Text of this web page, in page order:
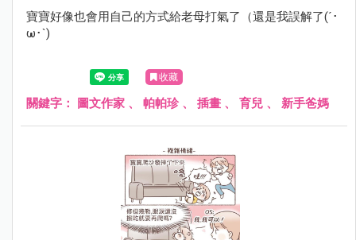
寶寶好像也會用自己的方式給老母打氣了（還是我誤解了(´･
ω･`)
收藏
關鍵字： 圖文作家 、 帕帕珍、 插畫 、 育兒 、 新手爸媽